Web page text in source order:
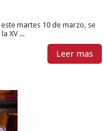
martes 10 de marzo, se
XV ...
Leer mas